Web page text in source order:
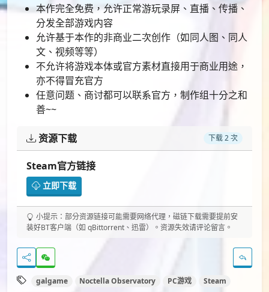
本作完全免费，允许正常游玩录屏、直播、传播、
分发全部游戏内容
允许基于本作的非商业二次创作（如同人图、同人
文、视频等等）
不允许将游戏本体或官方素材直接用于商业用途，
亦不得冒充官方
任意问题、商讨都可以联系官方，制作组十分之和
善~~
资源下载 下载 2 次
Steam官方链接
立即下载
小提示：部分资源链接可能需要网络代理，磁链下载需要提前安
装好BT客户端（如 qBittorrent、迅雷）。资源失效请评论留言。
galgame Noctella Observatory PC游戏
Steam